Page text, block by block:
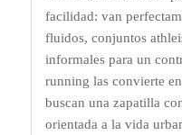
facilidad: van
fluidos, conjuntos
informales para un
running las convierte
buscan una zapatilla
orientada a la vida